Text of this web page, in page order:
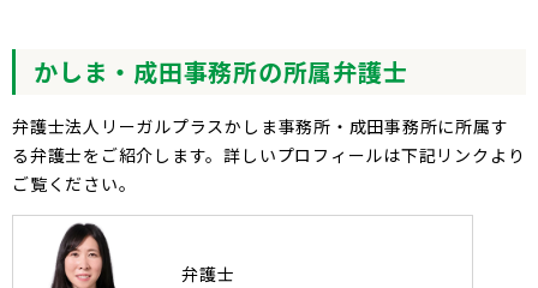
かしま 成田事務所の所属弁護士
弁護士法人リーガルプラスかしま事務所・成田事務所に所属す
る弁護士をご紹介します。詳しいプロフィールは下記リンクより
ご覧ください。
弁護士